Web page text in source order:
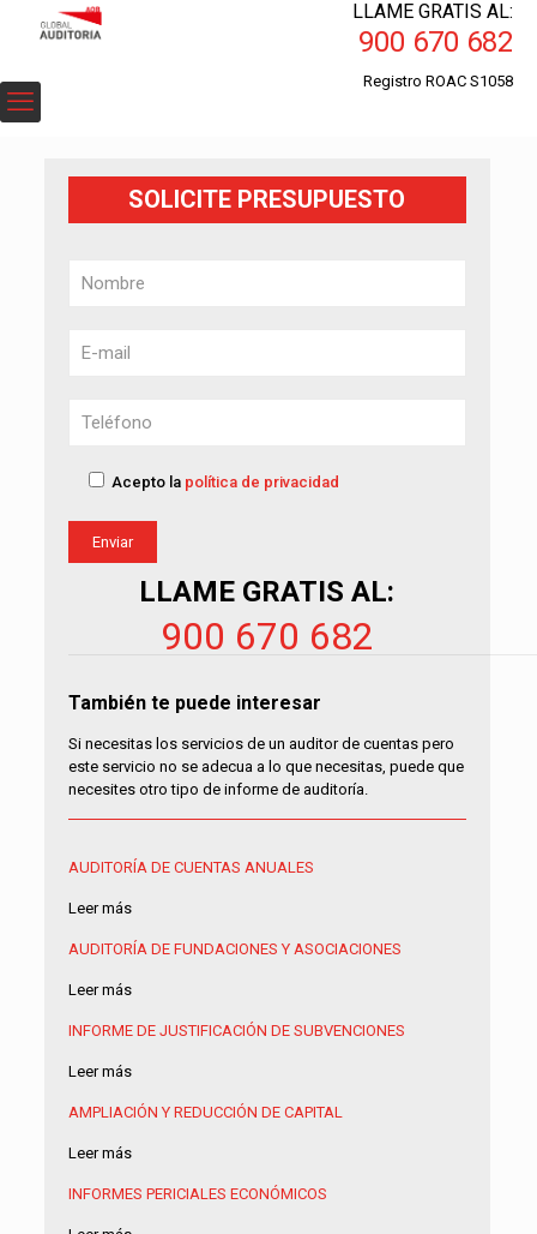
LLAME GRATIS AL:
900 670 682
Registro ROAC S1058
SOLICITE PRESUPUESTO
Acepto la política de privacidad
LLAME GRATIS AL:
900 670 682
También te puede interesar
Si necesitas los servicios de un auditor de cuentas pero
este servicio no se adecua a lo que necesitas, puede que
necesites otro tipo de informe de auditoría.
AUDITORÍA DE CUENTAS ANUALES
Leer más
AUDITORÍA DE FUNDACIONES Y ASOCIACIONES
Leer más
INFORME DE JUSTIFICACIÓN DE SUBVENCIONES
Leer más
AMPLIACIÓN Y REDUCCIÓN DE CAPITAL
Leer más
INFORMES PERICIALES ECONÓMICOS